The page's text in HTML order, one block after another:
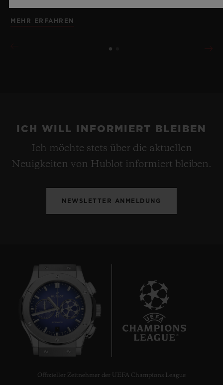
MEHR ERFAHREN
ICH WILL INFORMIERT BLEIBEN
Ich möchte stets über die aktuellen
Neuigkeiten von Hublot informiert bleiben.
NEWSLETTER ANMELDUNG
Offizieller Zeitnehmer der UEFA Champions League